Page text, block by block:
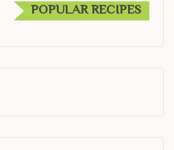
POPULAR RECIPES